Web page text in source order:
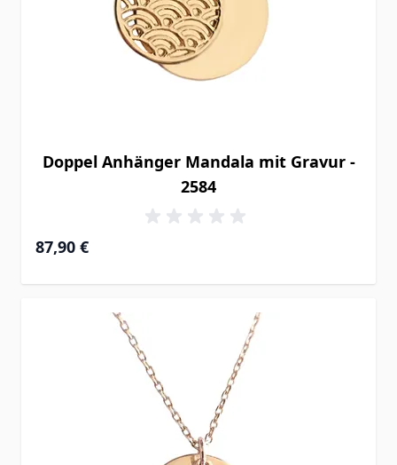
Doppel Anhänger Mandala mit Gravur -
2584
87,90 €